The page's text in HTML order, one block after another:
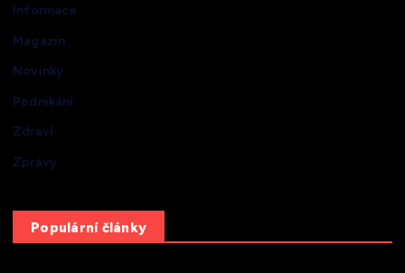
Informace
Magazín
Novinky
Podnikání
Zdraví
Zprávy
Populární články